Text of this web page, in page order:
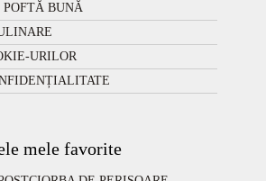
POFTĂ BUNĂ
URILOR
mele favorite